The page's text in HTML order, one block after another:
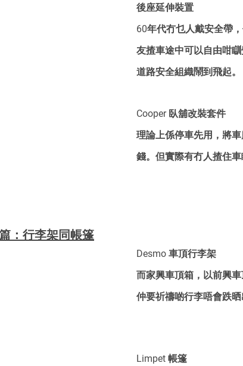
後座延伸裝置
60年代冇乜人戴安全帶
友揸車途中可以自由咁
道路安全組織鬧到飛起。
Cooper 臥舖改裝套件
理論上係停車先用，將
錢。但實際有冇人揸住車
：行李架同帳篷
Desmo 車頂行李架
而家興車頂箱，以前興
仲要祈禱啲行李唔會跌晒
Limpet 帳篷